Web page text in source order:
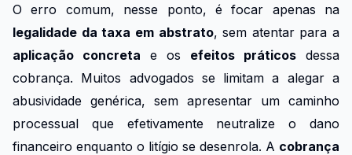
O erro comum, nesse ponto, é focar apenas na
legalidade da taxa em abstrato, sem atentar para a
aplicação concreta e os efeitos práticos dessa
cobrança. Muitos advogados se limitam a alegar a
abusividade genérica, sem apresentar um caminho
processual que efetivamente neutralize o dano
financeiro enquanto o litígio se desenrola. A cobrança